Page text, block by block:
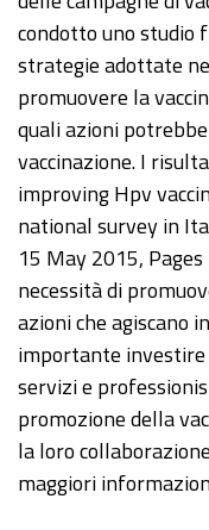
condotto uno studio
strategie adottate
promuovere la
quali azioni
vaccinazione. I
improving Hpv
national survey in
15 May 2015,
necessità di
azioni che agiscano
importante
servizi e
promozione della
la loro
maggiori